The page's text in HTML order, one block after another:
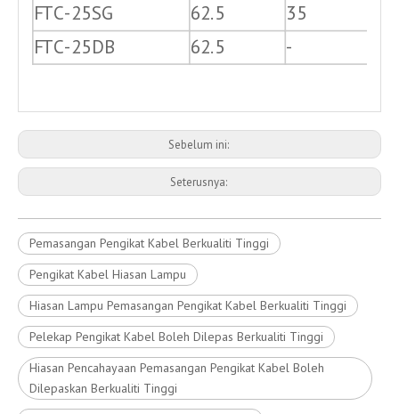
FTC-25SG 62.5 35
FTC-25DB 62.5 -
Sebelum ini:
Seterusnya:
Pemasangan Pengikat Kabel Berkualiti Tinggi
Pengikat Kabel Hiasan Lampu
Hiasan Lampu Pemasangan Pengikat Kabel Berkualiti Tinggi
Pelekap Pengikat Kabel Boleh Dilepas Berkualiti Tinggi
Hiasan Pencahayaan Pemasangan Pengikat Kabel Boleh
Dilepaskan Berkualiti Tinggi